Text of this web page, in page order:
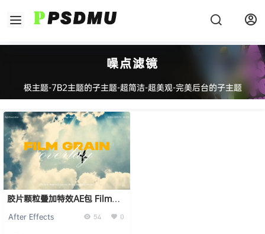
噪点滤镜
极主题-7B2主题的子主题-超简洁-超美观-完美后台的子主题
胶片颗粒叠加特效AE包 Film
Effects
After Effects 54 0